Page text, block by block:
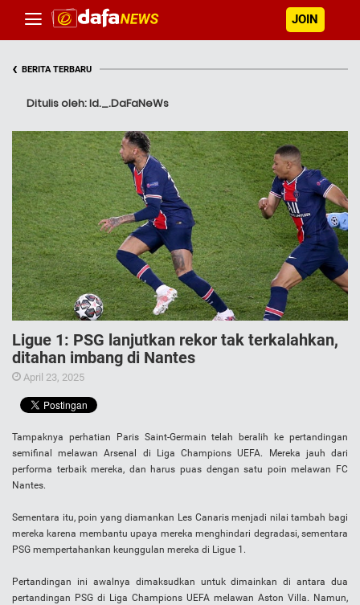
JOIN
‹ BERITA TERBARU
Ditulis oleh: Id._.DaFaNeWs
Ligue 1: PSG lanjutkan rekor tak terkalahkan,
ditahan imbang di Nantes
April 23, 2025
Tampaknya perhatian Paris Saint-Germain telah beralih ke pertandingan
semifinal melawan Arsenal di Liga Champions UEFA. Mereka jauh dari
performa terbaik mereka, dan harus puas dengan satu poin melawan FC
Nantes.
Sementara itu, poin yang diamankan Les Canaris menjadi nilai tambah bagi
mereka karena membantu upaya mereka menghindari degradasi, sementara
PSG mempertahankan keunggulan mereka di Ligue 1.
Pertandingan ini awalnya dimaksudkan untuk dimainkan di antara dua
pertandingan PSG di Liga Champions UEFA melawan Aston Villa. Namun,